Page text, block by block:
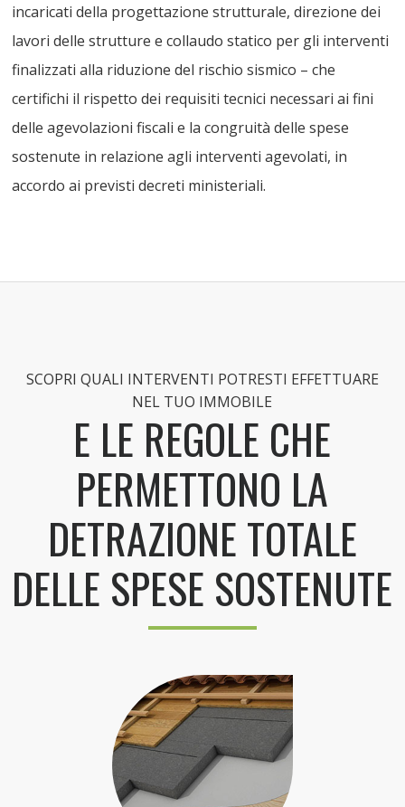
incaricati della progettazione strutturale, direzione dei
lavori delle strutture e collaudo statico per gli interventi
finalizzati alla riduzione del rischio sismico – che
certifichi il rispetto dei requisiti tecnici necessari ai fini
delle agevolazioni fiscali e la congruità delle spese
sostenute in relazione agli interventi agevolati, in
accordo ai previsti decreti ministeriali.
SCOPRI QUALI INTERVENTI POTRESTI EFFETTUARE
NEL TUO IMMOBILE
E LE REGOLE CHE
PERMETTONO LA
DETRAZIONE TOTALE
DELLE SPESE SOSTENUTE